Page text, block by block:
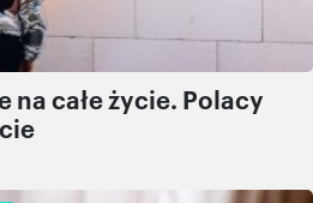
na całe życie. Polacy